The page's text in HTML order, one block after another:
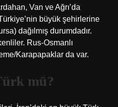
Van ve Ağrı’da
büyük şehirlerine
dağılmış durumdadır.
Rus-Osmanlı
Karapapaklar da var.
mü?